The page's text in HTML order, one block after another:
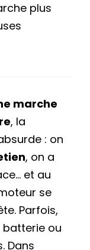
plus
marche
, la
: on
, on a
et au
se
Parfois,
batterie ou
Dans